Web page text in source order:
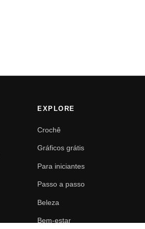
EXPLORE
Crochê
Gráficos grátis
Para iniciantes
Passo a passo
Beleza
Bem-estar